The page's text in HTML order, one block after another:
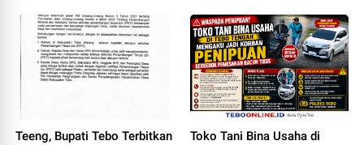
2027
Teeng, Bupati Tebo Terbitkan
Toko Tani Bina Usaha di